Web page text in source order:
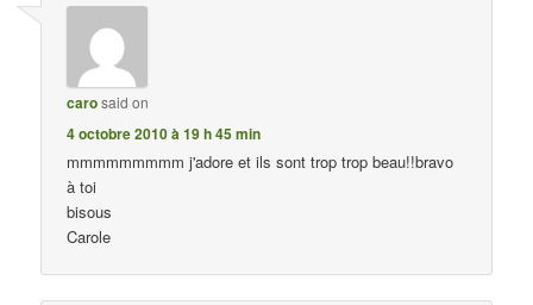
carosaid on
4 octobre 2010 à 19 h 45 min
mmmmmmmmm j'adore et ils sont trop trop beau!!bravo
à toi
bisous
Carole